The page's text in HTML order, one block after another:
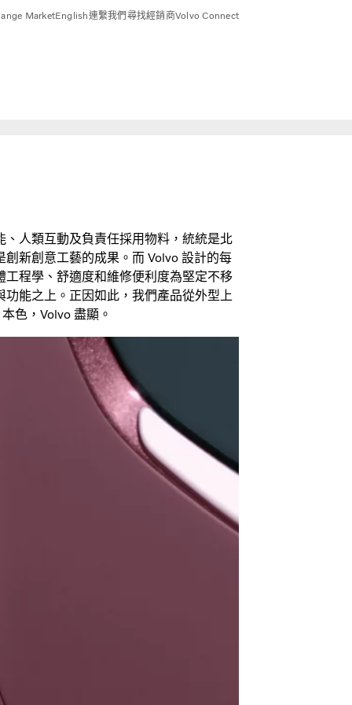
MarketEnglish連繫我們尋找經銷商Volvo Connect
人類互動及負責任採用物料，統統是北
新創意工藝的成果。而 Volvo 設計的每
程學、舒適度和維修便利度為堅定不移
能之上。正因如此，我們產品從外型上
色，Volvo 盡顯。